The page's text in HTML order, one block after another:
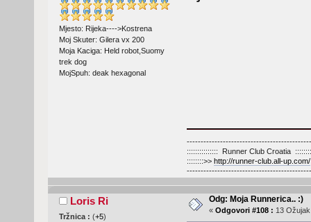
Mjesto: Rijeka---->Kostrena
Moj Skuter: Gilera vx 200
Moja Kaciga: Held robot,Suomy
trek dog
MojSpuh: deak hexagonal
::::::::::::::: Runner Club Croatia
::::::::>> http://runner-club.all-up.com/
Loris Ri
Tržnica : (+5)
Odg: Moja Runnerica.. :)
« Odgovori #108 : 13